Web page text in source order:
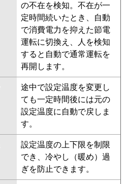
の不在を検知。不在が一
定時間続いたとき、自動
で消費電力を抑えた節電
運転に切換え、人を検知
すると自動で通常運転を
再開します。
途中で設定温度を変更し
ても一定時間後には元の
設定温度に自動で戻しま
す。
設定温度の上下限を制限
でき、冷やし（暖め）過
ぎを防止できます。